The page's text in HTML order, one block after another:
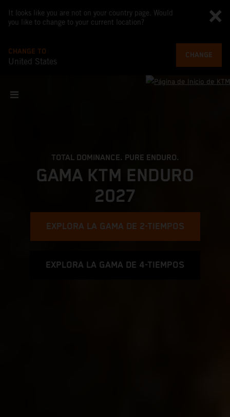
It looks like you are not on your country page. Would
you like to change to your current location?
CHANGE TO
United States
CHANGE
TOTAL DOMINANCE. PURE ENDURO.
GAMA KTM ENDURO
2027
EXPLORA LA GAMA DE 2-TIEMPOS
EXPLORA LA GAMA DE 4-TIEMPOS